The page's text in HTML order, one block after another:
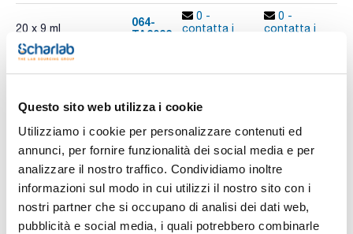
Questo sito web utilizza i cookie
Utilizziamo i cookie per personalizzare contenuti ed
annunci, per fornire funzionalità dei social media e per
analizzare il nostro traffico. Condividiamo inoltre
informazioni sul modo in cui utilizzi il nostro sito con i
nostri partner che si occupano di analisi dei dati web,
pubblicità e social media, i quali potrebbero combinarle
20 x 9 ml
064-
TA2022
0 -
contatta i
0 -
contatta i
Stampa pagina prodotto
Caratteristiche
Presentazione : 20 tubi con 9 ml
Tipo di imballaggio : Tubo di vetro
Specifiche : Tubi etichettati, con tappo metallico
02-257
Diluente per neutralizzare i conservanti nell'esame di routine
dei prodotti cosmetici. Per la versione disidratata del mezzo
è necessario aggiungere Polisorbato 80 (Ref. TW0080).
Vedi di più